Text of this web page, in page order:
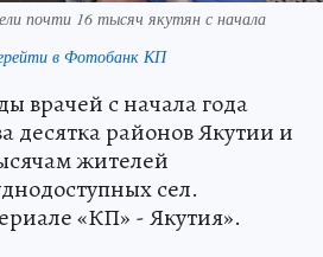
почти 16 тысяч якутян с начала
в Фотобанк КП
врачей с начала года
десятка районов Якутии и
жителей
сел.
«КП» - Якутия».